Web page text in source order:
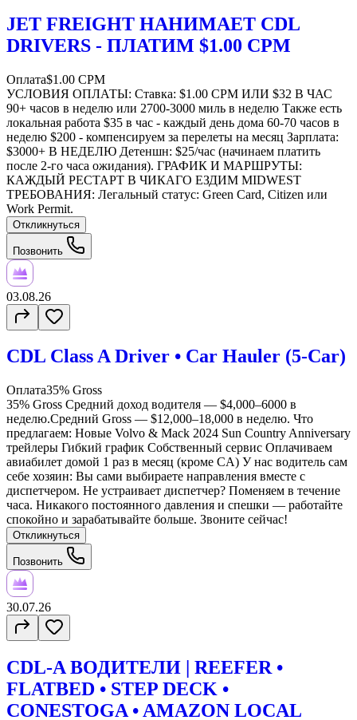
JET FREIGHT НАНИМАЕТ CDL
DRIVERS - ПЛАТИМ $1.00 CPM
Оплата$1.00 CPM
УСЛОВИЯ ОПЛАТЫ: Ставка: $1.00 CPM ИЛИ $32 В ЧАС
90+ часов в неделю или 2700-3000 миль в неделю Также есть
локальная работа $35 в час - каждый день дома 60-70 часов в
неделю $200 - компенсируем за перелеты на месяц Зарплата:
$3000+ В НЕДЕЛЮ Детеншн: $25/час (начинаем платить
после 2-го часа ожидания). ГРАФИК И МАРШРУТЫ:
КАЖДЫЙ РЕСТАРТ В ЧИКАГО ЕЗДИМ MIDWEST
ТРЕБОВАНИЯ: Легальный статус: Green Card, Citizen или
Work Permit.
Откликнуться
Позвонить
03.08.26
CDL Class A Driver • Car Hauler (5-Car)
Оплата35% Gross
35% Gross Средний доход водителя — $4,000–6000 в
неделю.Средний Gross — $12,000–18,000 в неделю. Что
предлагаем: Новые Volvo & Mack 2024 Sun Country Anniversary
трейлеры Гибкий график Собственный сервис Оплачиваем
авиабилет домой 1 раз в месяц (кроме CA) У нас водитель сам
себе хозяин: Вы сами выбираете направления вместе с
диспетчером. Не устраивает диспетчер? Поменяем в течение
часа. Никакого постоянного давления и спешки — работайте
спокойно и зарабатывайте больше. Звоните сейчас!
Откликнуться
Позвонить
30.07.26
CDL-A ВОДИТЕЛИ | REEFER •
FLATBED • STEP DECK •
CONESTOGA • AMAZON LOCAL